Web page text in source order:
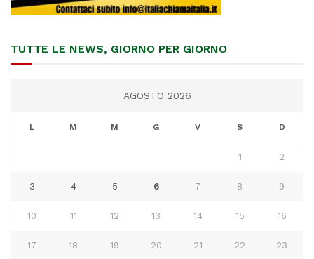
TUTTE LE NEWS, GIORNO PER GIORNO
AGOSTO 2026
L M M G V S D
1 2
3 4 5 6 7 8 9
10 11 12 13 14 15 16
17 18 19 20 21 22 23